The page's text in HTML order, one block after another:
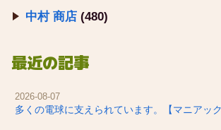
中村 商店 (480)
最近の記事
2026-08-07
多くの電球に支えられています。【マニアック